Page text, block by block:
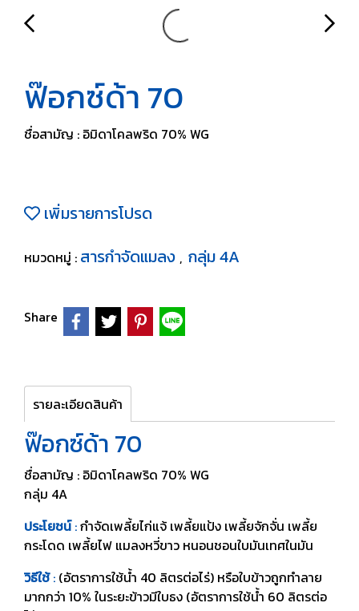
ฟ๊อกซ์ด้า 70
ชื่อสามัญ : อิมิดาโคลพริด 70% WG
เพิ่มรายการโปรด
หมวดหมู่ : สารกำจัดแมลง , กลุ่ม 4A
Share
รายละเอียดสินค้า
ฟ๊อกซ์ด้า 70
ชื่อสามัญ : อิมิดาโคลพริด 70% WG
กลุ่ม 4A
ประโยชน์:กำจัดเพลี้ยไก่แจ้ เพลี้ยแป้ง เพลี้ยจักจั่น เพลี้ย
กระโดด เพลี้ยไฟ แมลงหวี่ขาว หนอนชอนใบมันเทศในมัน
วิธีใช้: (อัตราการใช้น้ำ 40 ลิตรต่อไร่) หรือใบข้าวถูกทำลาย
มากกว่า 10% ในระยะข้าวมีใบธง (อัตราการใช้น้ำ 60 ลิตรต่อ